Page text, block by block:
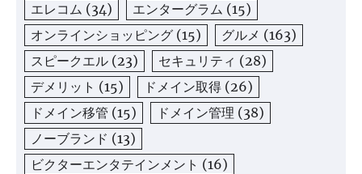
エレコム (34) エンターグラム (15)
オンラインショッピング (15) グルメ (163)
スピークエル (23) セキュリティ (28)
デメリット (15) ドメイン取得 (26)
ドメイン移管 (15) ドメイン管理 (38)
ノーブランド (13)
ビクターエンタテインメント (16)